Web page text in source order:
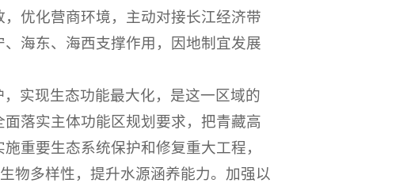
优化营商环境，主动对接长江经济带
海东、海西支撑作用，因地制宜发展
实现生态功能最大化，是这一区域的
落实主体功能区规划要求，把青藏高
重要生态系统保护和修复重大工程，
物多样性，提升水源涵养能力。加强以